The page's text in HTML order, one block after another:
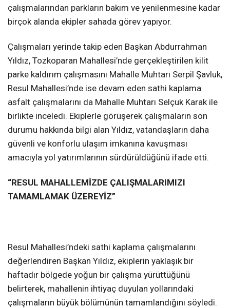
çalışmalarından parkların bakım ve yenilenmesine kadar
birçok alanda ekipler sahada görev yapıyor.
Çalışmaları yerinde takip eden Başkan Abdurrahman
Yıldız, Tozkoparan Mahallesi’nde gerçekleştirilen kilit
parke kaldırım çalışmasını Mahalle Muhtarı Serpil Şavluk,
Resul Mahallesi’nde ise devam eden sathi kaplama
asfalt çalışmalarını da Mahalle Muhtarı Selçuk Karak ile
birlikte inceledi. Ekiplerle görüşerek çalışmaların son
durumu hakkında bilgi alan Yıldız, vatandaşların daha
güvenli ve konforlu ulaşım imkanına kavuşması
amacıyla yol yatırımlarının sürdürüldüğünü ifade etti.
“RESUL MAHALLEMİZDE ÇALIŞMALARIMIZI
TAMAMLAMAK ÜZEREYİZ”
Resul Mahallesi’ndeki sathi kaplama çalışmalarını
değerlendiren Başkan Yıldız, ekiplerin yaklaşık bir
haftadır bölgede yoğun bir çalışma yürüttüğünü
belirterek, mahallenin ihtiyaç duyulan yollarındaki
çalışmaların büyük bölümünün tamamlandığını söyledi.